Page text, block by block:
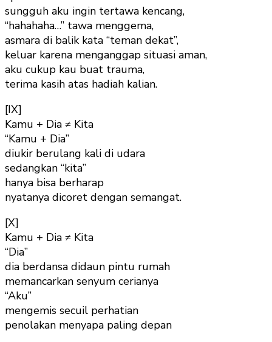
sungguh aku ingin tertawa kencang,
“hahahaha…” tawa menggema,
asmara di balik kata “teman dekat”,
keluar karena menganggap situasi aman,
aku cukup kau buat trauma,
terima kasih atas hadiah kalian.
[IX]
Kamu + Dia ≠ Kita
“Kamu + Dia”
diukir berulang kali di udara
sedangkan “kita”
hanya bisa berharap
nyatanya dicoret dengan semangat.
[X]
Kamu + Dia ≠ Kita
“Dia”
dia berdansa didaun pintu rumah
memancarkan senyum cerianya
“Aku”
mengemis secuil perhatian
penolakan menyapa paling depan